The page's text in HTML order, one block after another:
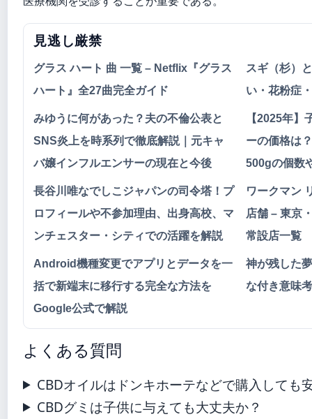
見逃し厳禁
グラス ハート 曲 一覧 – Netflix『グラス
ハート』全27曲完全ガイド
スギ（杉）
い・花粉症
みゆうに何があった？夫の不倫公表と
SNS炎上を時系列で徹底解説｜元キャ
バ嬢インフルエンサーの現在と今後
【2025年】
ーの価格は
500gの個数
長谷川唯なでしこジャパンの司令塔！プ
ロフィールや不参加理由、出身高校、マ
ンチェスター・シティでの活躍を解説
ワークマン
店舗 – 東京
常設店一覧
Android機種変更でアプリとデータを一
括で新端末に移行する完全な方法を
Google公式で解説
神が残した
な付き意味
よくある質問
CBDオイルはドンキホーテなどで購入しても
CBDグミは子供に与えても大丈夫か？